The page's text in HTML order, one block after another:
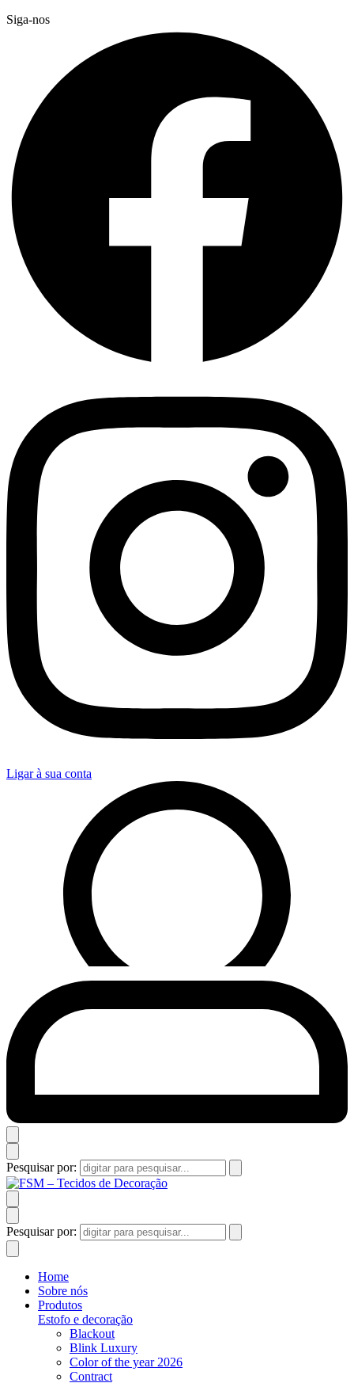
Siga-nos
Ligar à sua conta
Pesquisar por:
Pesquisar por:
Home
Sobre nós
Produtos
Estofo e decoração
Blackout
Blink Luxury
Color of the year 2026
Contract